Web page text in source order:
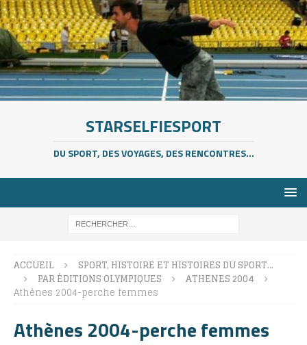
STARSELFIESPORT
DU SPORT, DES VOYAGES, DES RENCONTRES...
ACCUEIL
SPORT, HISTOIRE ET HISTOIRES DU SPORT…
PAR ÉDITIONS OLYMPIQUES
ATHENES 2004
Athènes 2004-perche femmes
Athènes 2004-perche femmes